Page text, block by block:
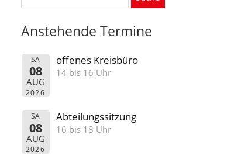
Anstehende Termine
SA
08
AUG
2026
offenes Kreisbüro
14 bis 16 Uhr
SA
08
AUG
2026
Abteilungssitzung
16 bis 18 Uhr